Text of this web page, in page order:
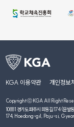
KGA 이용약관 개인정보
Copyright ⓒ KGA All Right
10881 경기도 파주시 회동길 174 (
174, Hoedong-gil, Paju-si,